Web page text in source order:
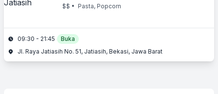
$$ • Pasta, Popcorn
09:30 - 21:45
Buka
Jl. Raya Jatiasih No. 51, Jatiasih, Bekasi, Jawa Barat